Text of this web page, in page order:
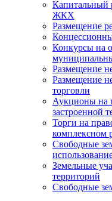
Капитальный
ЖКХ
Размещение
Конкурсы на
Размещение
Размещение
торговли
Аукционы на
застроенной
Торги на
комплексном
Свободные
Земельные
территорий
Свободные